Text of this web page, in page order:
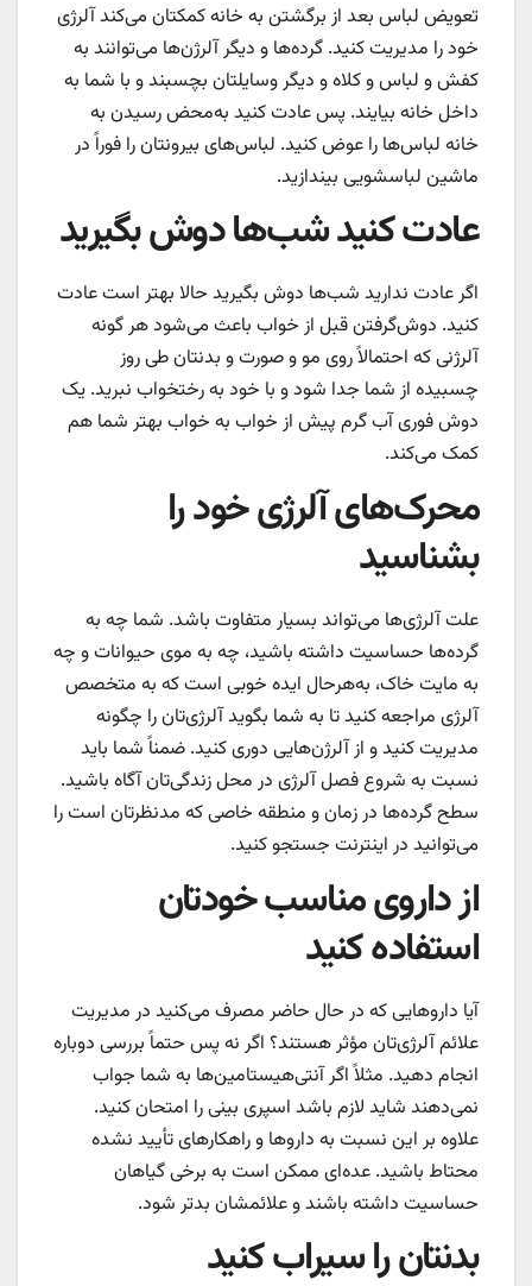
تعویض لباس بعد از برگشتن به خانه کمکتان می‌کند آلرژی
خود را مدیریت کنید. گرده‌ها و دیگر آلرژن‌ها می‌توانند به
کفش و لباس و کلاه و دیگر وسایلتان بچسبند و با شما به
داخل خانه بیایند. پس عادت کنید به‌محض رسیدن به
خانه لباس‌ها را عوض کنید. لباس‌های بیرونتان را فوراً در
ماشین لباسشویی بیندازید.
عادت کنید شب‌ها دوش بگیرید
اگر عادت ندارید شب‌ها دوش بگیرید حالا بهتر است عادت
کنید. دوش‌گرفتن قبل از خواب باعث می‌شود هر گونه
آلرژنی که احتمالاً روی مو و صورت و بدنتان طی روز
چسبیده از شما جدا شود و با خود به رختخواب نبرید. یک
دوش فوری آب گرم پیش از خواب به خواب بهتر شما هم
کمک می‌کند.
محرک‌های آلرژی خود را
بشناسید
علت آلرژی‌ها می‌تواند بسیار متفاوت باشد. شما چه به
گرده‌ها حساسیت داشته باشید، چه به موی حیوانات و چه
به مایت خاک، به‌هرحال ایده خوبی است که به متخصص
آلرژی مراجعه کنید تا به شما بگوید آلرژی‌تان را چگونه
مدیریت کنید و از آلرژن‌هایی دوری کنید. ضمناً شما باید
نسبت به شروع فصل آلرژی در محل زندگی‌تان آگاه باشید.
سطح گرده‌ها در زمان و منطقه خاصی که مدنظرتان است را
می‌توانید در اینترنت جستجو کنید.
از داروی مناسب خودتان
استفاده کنید
آیا داروهایی که در حال حاضر مصرف می‌کنید در مدیریت
علائم آلرژی‌تان مؤثر هستند؟ اگر نه پس حتماً بررسی دوباره
انجام دهید. مثلاً اگر آنتی‌هیستامین‌ها به شما جواب
نمی‌دهند شاید لازم باشد اسپری بینی را امتحان کنید.
علاوه بر این نسبت به داروها و راهکارهای تأیید نشده
محتاط باشید. عده‌ای ممکن است به برخی گیاهان
حساسیت داشته باشند و علائمشان بدتر شود.
بدنتان را سیراب کنید